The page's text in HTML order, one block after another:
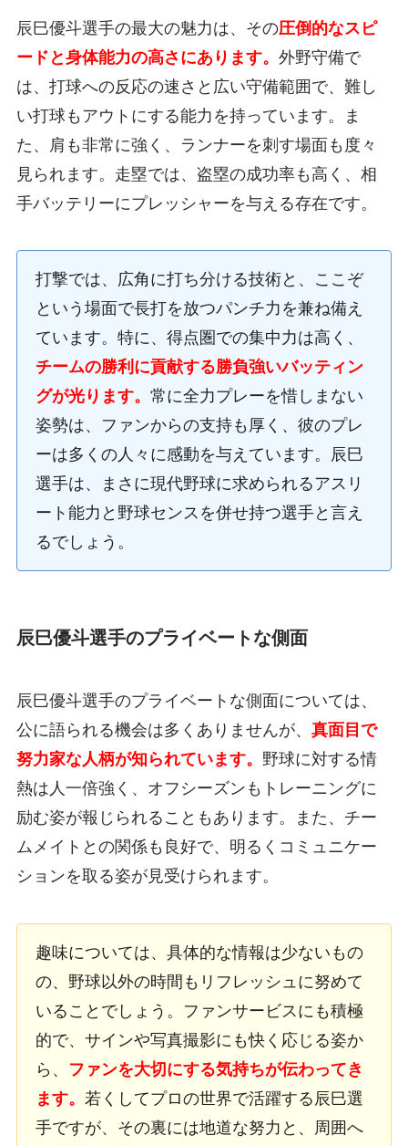
辰巳優斗選手の最大の魅力は、その圧倒的なスピ
ードと身体能力の高さにあります。 外野守備で
は、打球への反応の速さと広い守備範囲で、難し
い打球もアウトにする能力を持っています。ま
た、肩も非常に強く、ランナーを刺す場面も度々
見られます。走塁では、盗塁の成功率も高く、相
手バッテリーにプレッシャーを与える存在です。
打撃では、広角に打ち分ける技術と、ここぞ
という場面で長打を放つパンチ力を兼ね備え
ています。特に、得点圏での集中力は高く、
チームの勝利に貢献する勝負強いバッティン
グが光ります。 常に全力プレーを惜しまない
姿勢は、ファンからの支持も厚く、彼のプレ
ーは多くの人々に感動を与えています。辰巳
選手は、まさに現代野球に求められるアスリ
ート能力と野球センスを併せ持つ選手と言え
るでしょう。
辰巳優斗選手のプライベートな側面
辰巳優斗選手のプライベートな側面については、
公に語られる機会は多くありませんが、 真面目で
努力家な人柄が知られています。 野球に対する情
熱は人一倍強く、オフシーズンもトレーニングに
励む姿が報じられることもあります。また、チー
ムメイトとの関係も良好で、明るくコミュニケー
ションを取る姿が見受けられます。
趣味については、具体的な情報は少ないもの
の、野球以外の時間もリフレッシュに努めて
いることでしょう。ファンサービスにも積極
的で、サインや写真撮影にも快く応じる姿か
ら、
ファンを大切にする気持ちが伝わってき
ます。 若くしてプロの世界で活躍する辰巳選
手ですが、その裏には地道な努力と、周囲へ